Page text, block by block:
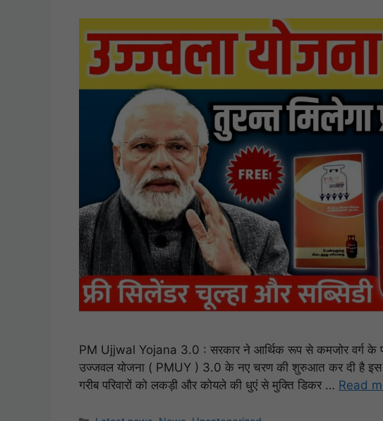
PM Ujjwal Yojana 3.0 : सरकार ने आर्थिक रूप से कमजोर वर्ग के
उज्जवल योजना ( PMUY ) 3.0 के नए चरण की शुरुआत कर दी है इस
गरीब परिवारों को लकड़ी और कोयले की धुएं से मुक्ति डिकर … Read